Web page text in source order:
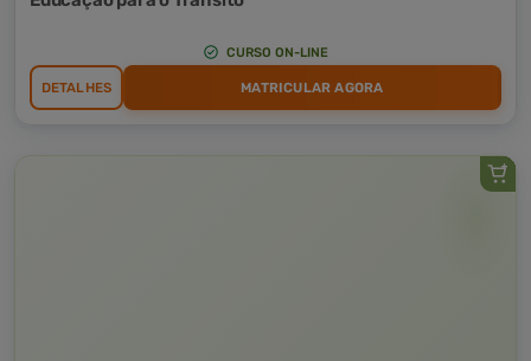
CURSO ON-LINE
DETALHES MATRICULAR AGORA